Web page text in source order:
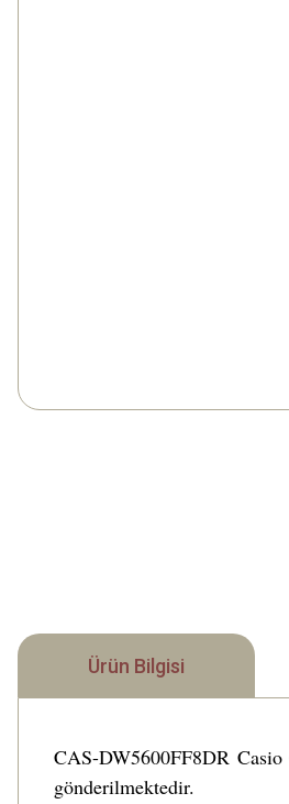
Ürün Bilgisi
CAS-DW5600FF8DR
gönderilmektedir.